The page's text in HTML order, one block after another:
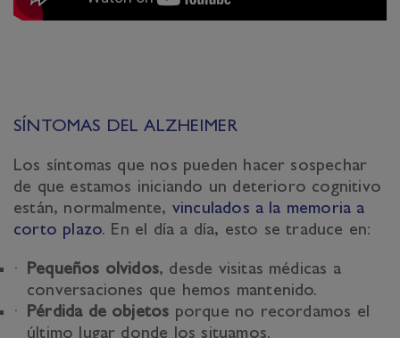
SÍNTOMAS DEL ALZHEIMER
Los síntomas que nos pueden hacer sospechar
de que estamos iniciando un deterioro cognitivo
están, normalmente, vinculados a la memoria a
corto plazo. En el día a día, esto se traduce en:
Pequeños olvidos, desde visitas médicas a
conversaciones que hemos mantenido.
Pérdida de objetos porque no recordamos el
último lugar donde los situamos.